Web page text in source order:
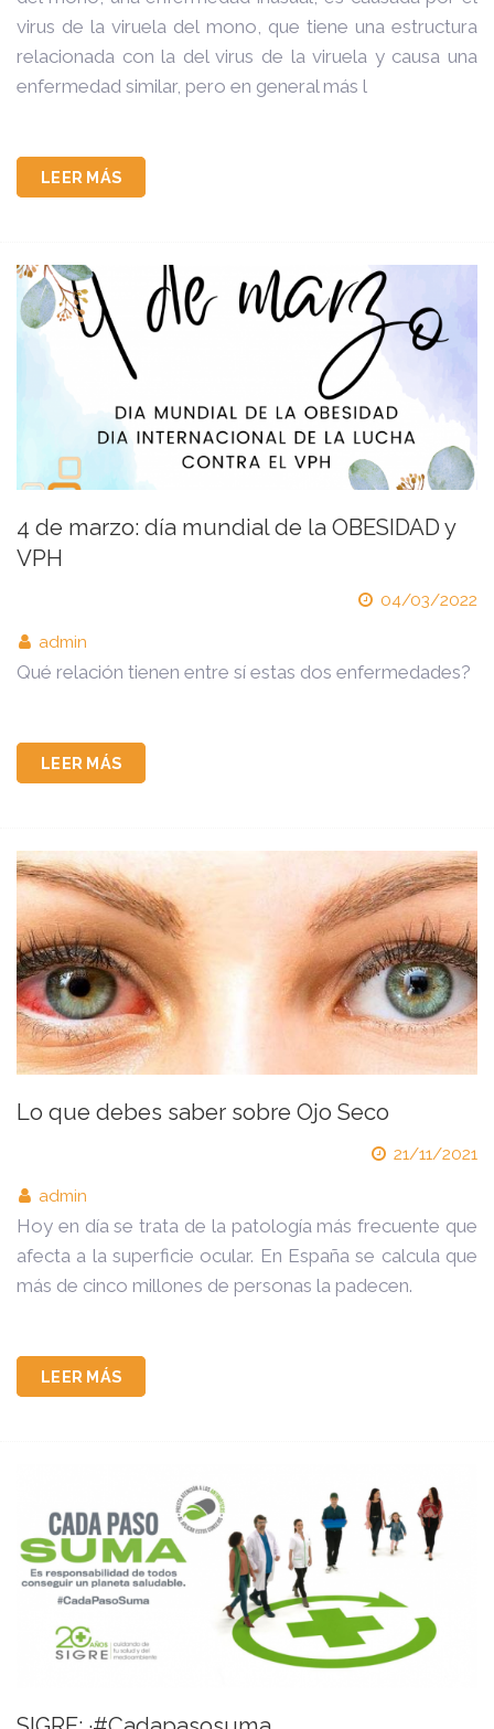
virus de la viruela del mono, que tiene una estructura
relacionada con la del virus de la viruela y causa una
enfermedad similar, pero en general más l
LEER MÁS
4 de marzo: día mundial de la OBESIDAD y
VPH
04/03/2022
admin
Qué relación tienen entre sí estas dos enfermedades?
LEER MÁS
Lo que debes saber sobre Ojo Seco
21/11/2021
admin
Hoy en día se trata de la patología más frecuente que
afecta a la superficie ocular. En España se calcula que
más de cinco millones de personas la padecen.
LEER MÁS